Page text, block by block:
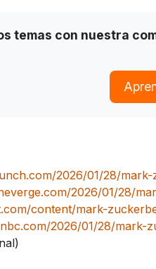
temas con nuestra
2026/01/28/
2026/01/28/
content/mark-
2026/01/28/mark-